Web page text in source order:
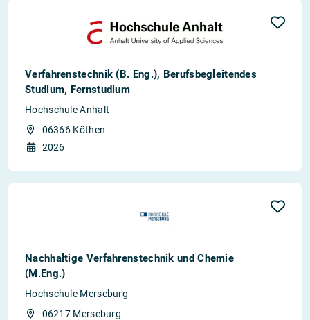
Verfahrenstechnik (B. Eng.), Berufsbegleitendes
Studium, Fernstudium
Hochschule Anhalt
06366 Köthen
2026
Nachhaltige Verfahrenstechnik und Chemie
(M.Eng.)
Hochschule Merseburg
06217 Merseburg